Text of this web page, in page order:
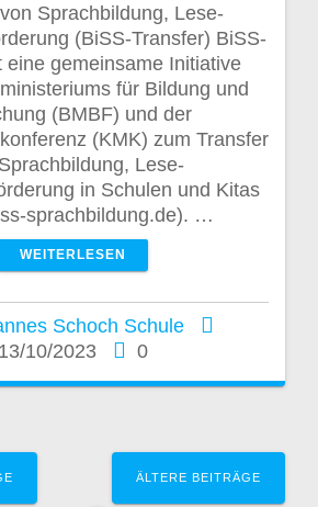
Sprachbildung, Lese-
(BiSS-Transfer) BiSS-
eine gemeinsame Initiative
für Bildung und
(BMBF) und der
(KMK) zum Transfer
Lese-
in Schulen und Kitas
sprachbildung.de). …
WEITERLESEN
Schoch Schule
13/10/2023
0
ÄLTERE BEITRÄGE